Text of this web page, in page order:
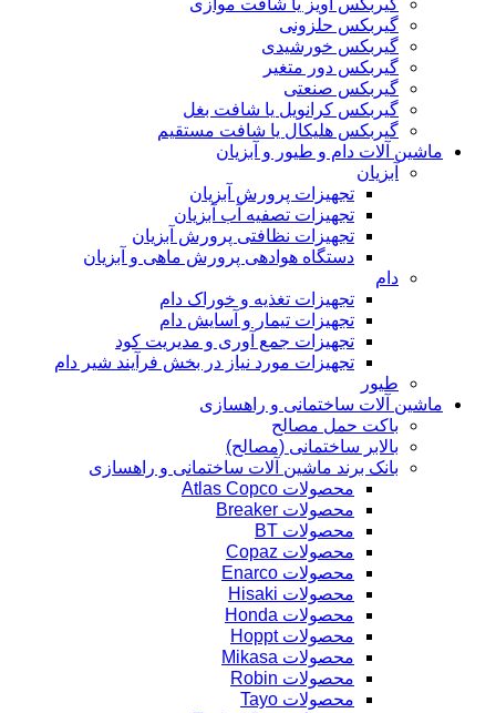
گیربکس آویز یا شافت موازی
گیربکس حلزونی
گیربکس خورشیدی
گیربکس دور متغیر
گیربکس صنعتی
گیربکس کرانویل یا شافت بغل
گیربکس هلیکال یا شافت مستقیم
ماشین آلات دام و طیور و آبزیان
آبزیان
تجهیزات پرورش آبزیان
تجهیزات تصفیه آب آبزیان
تجهیزات نظافتی پرورش آبزیان
دستگاه هوادهی پرورش ماهی و آبزیان
دام
تجهیزات تغذیه و خوراک دام
تجهیزات تیمار و آسایش دام
تجهیزات جمع آوری و مدیریت کود
تجهیزات مورد نیاز در بخش فرآیند شیر دام
طیور
ماشین آلات ساختمانی و راهسازی
باکت حمل مصالح
بالابر ساختمانی (مصالح)
بانک برند ماشین آلات ساختمانی و راهسازی
محصولات Atlas Copco
محصولات Breaker
محصولات BT
محصولات Copaz
محصولات Enarco
محصولات Hisaki
محصولات Honda
محصولات Hoppt
محصولات Mikasa
محصولات Robin
محصولات Tayo